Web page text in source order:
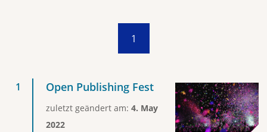
1
Open Publishing Fest
zuletzt geändert am: 4. May
2022